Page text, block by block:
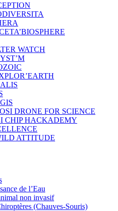
WATCH
OSI DRONE FOR SCIENCE
CHIP HACKADEMY
ATTITUDE
de l’Eau
non invasif
(Chauves-Souris)